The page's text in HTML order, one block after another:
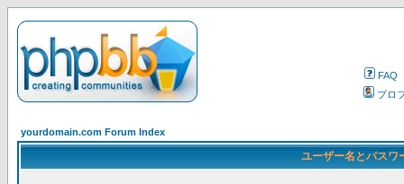
FAQ
プロ
yourdomain.com Forum Index
ユーザー名とパスワ